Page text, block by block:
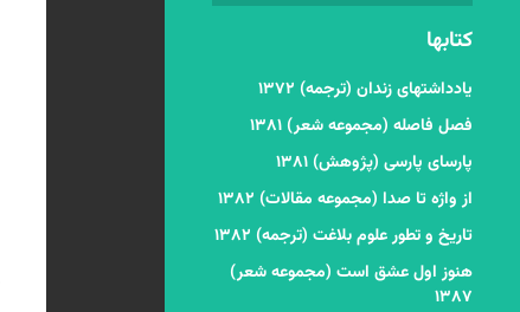
کتابها
یادداشتهای زندان (ترجمه) ۱۳۷۲
فصل فاصله (مجموعه شعر) ۱۳۸۱
پارسای پارسی (پژوهش) ۱۳۸۱
از واژه تا صدا (مجموعه مقالات) ۱۳۸۲
تاریخ و تطور علوم بلاغت (ترجمه) ۱۳۸۲
هنوز اول عشق است (مجموعه شعر)
۱۳۸۷